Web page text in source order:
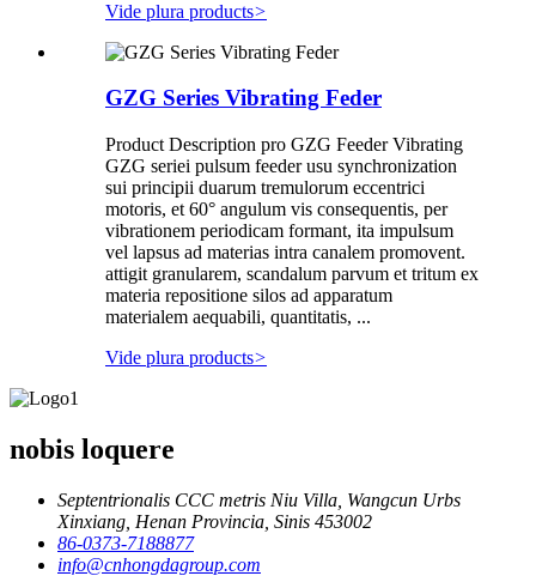
Vide plura products>
GZG Series Vibrating Feder
Product Description pro GZG Feeder Vibrating
GZG seriei pulsum feeder usu synchronization
sui principii duarum tremulorum eccentrici
motoris, et 60° angulum vis consequentis, per
vibrationem periodicam formant, ita impulsum
vel lapsus ad materias intra canalem promovent.
attigit granularem, scandalum parvum et tritum ex
materia repositione silos ad apparatum
materialem aequabili, quantitatis, ...
Vide plura products>
nobis loquere
Septentrionalis CCC metris Niu Villa, Wangcun Urbs
Xinxiang, Henan Provincia, Sinis 453002
86-0373-7188877
info@cnhongdagroup.com